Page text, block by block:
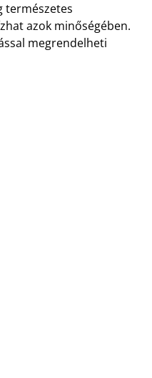
természetes
azok minőségében.
megrendelheti